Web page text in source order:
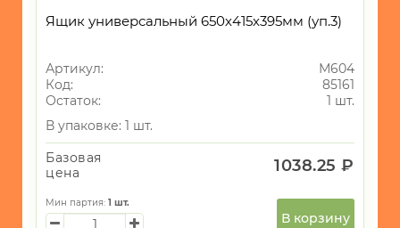
Ящик универсальный 650х415х395мм (уп.3)
Артикул:
М604
Код:
85161
Остаток:
1 шт.
В упаковке: 1 шт.
Базовая
цена
1038.25 ₽
Мин партия: 1 шт.
В корзину